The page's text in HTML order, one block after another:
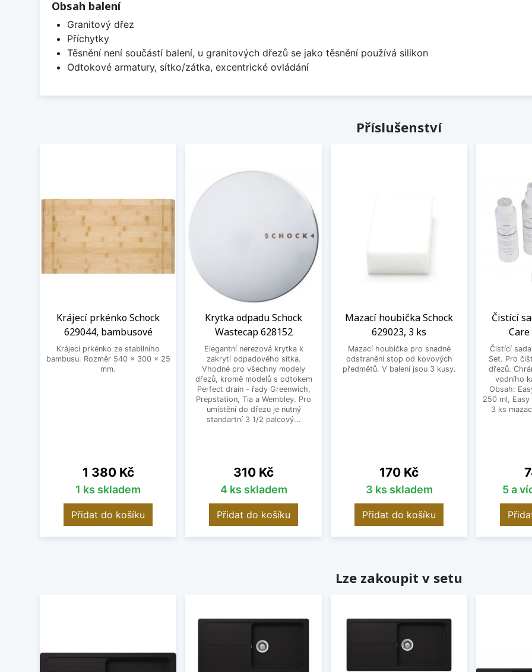
Obsah balení
Granitový dřez
Příchytky
Těsnění není součástí balení, u granitových dřezů se jako těsnění používá silikon
Odtokové armatury, sítko/zátka, excentrické ovládání
Příslušenství
Krájecí prkénko Schock
629044, bambusové
Krájecí prkénko ze stabilního
bambusu. Rozměr 540 x 300 x 25
mm.
Cena
1 380 Kč
1 ks skladem
Přidat do košíku
Krytka odpadu Schock
Wastecap 628152
Elegantní nerezová krytka k
zakrytí odpadového sítka.
Vhodné pro všechny modely
dřezů, kromě modelů s odtokem
Perfect drain - řady Greenwich,
Prepstation, Tia a Wembley. Pro
umístění do dřezu je nutný
standartní 3 1/2 palcový...
Cena
310 Kč
4 ks skladem
Přidat do košíku
Mazací houbička Schock
629023, 3 ks
Mazací houbička pro snadné
odstranění stop od kovových
předmětů. V balení jsou 3 kusy.
Cena
170 Kč
3 ks skladem
Přidat do košíku
Čistící
Care
Čistící
Set. Pro
dřezů.
vodního
Obsah:
250 ml,
3 ks
5 a
Lze zakoupit v setu